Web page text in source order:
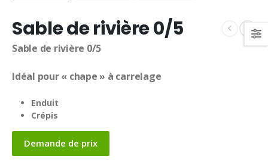
Sable de rivière 0/5
Sable de rivière 0/5
Idéal pour « chape » à carrelage
Enduit
Crépis
Demande de prix